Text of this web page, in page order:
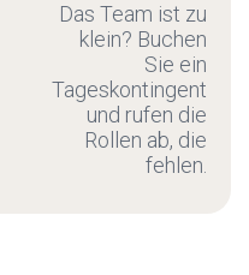
Das Team ist zu
klein? Buchen
Sie ein
Tageskontingent
und rufen die
Rollen ab, die
fehlen.